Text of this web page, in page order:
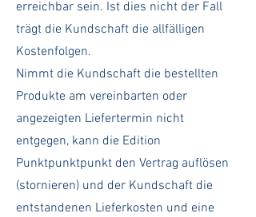
erreichbar sein. Ist dies nicht der Fall
trägt die Kundschaft die allfälligen
Kostenfolgen.
Nimmt die Kundschaft die bestellten
Produkte am vereinbarten oder
angezeigten Liefertermin nicht
entgegen, kann die Edition
Punktpunktpunkt den Vertrag auflösen
(stornieren) und der Kundschaft die
entstandenen Lieferkosten und eine